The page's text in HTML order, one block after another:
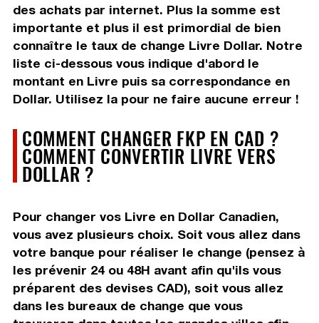
des achats par internet. Plus la somme est
importante et plus il est primordial de bien
connaître le taux de change Livre Dollar. Notre
liste ci-dessous vous indique d'abord le
montant en Livre puis sa correspondance en
Dollar. Utilisez la pour ne faire aucune erreur !
COMMENT CHANGER FKP EN CAD ?
COMMENT CONVERTIR LIVRE VERS
DOLLAR ?
Pour changer vos Livre en Dollar Canadien,
vous avez plusieurs choix. Soit vous allez dans
votre banque pour réaliser le change (pensez à
les prévenir 24 ou 48H avant afin qu'ils vous
préparent des devises CAD), soit vous allez
dans les bureaux de change que vous